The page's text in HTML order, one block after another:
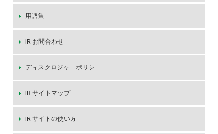
用語集
IR お問合わせ
ディスクロジャーポリシー
IR サイトマップ
IR サイトの使い方